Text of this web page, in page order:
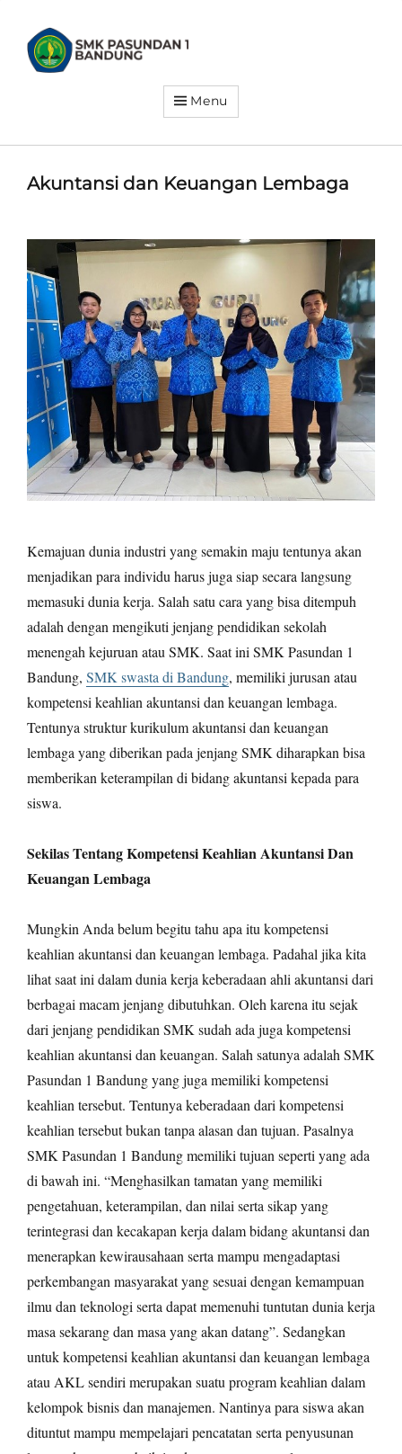
SMK
PASUNDAN
Wirausaha.
Global
Menu
Akuntansi dan Keuangan Lembaga
Kemajuan dunia industri yang semakin maju tentunya akan
menjadikan para individu harus juga siap secara langsung
memasuki dunia kerja. Salah satu cara yang bisa ditempuh
adalah dengan mengikuti jenjang pendidikan sekolah
menengah kejuruan atau SMK. Saat ini SMK Pasundan 1
Bandung, SMK swasta di Bandung, memiliki jurusan atau
kompetensi keahlian akuntansi dan keuangan lembaga.
Tentunya struktur kurikulum akuntansi dan keuangan
lembaga yang diberikan pada jenjang SMK diharapkan bisa
memberikan keterampilan di bidang akuntansi kepada para
siswa.
Sekilas Tentang Kompetensi Keahlian Akuntansi Dan
Keuangan Lembaga
Mungkin Anda belum begitu tahu apa itu kompetensi
keahlian akuntansi dan keuangan lembaga. Padahal jika kita
lihat saat ini dalam dunia kerja keberadaan ahli akuntansi dari
berbagai macam jenjang dibutuhkan. Oleh karena itu sejak
dari jenjang pendidikan SMK sudah ada juga kompetensi
keahlian akuntansi dan keuangan. Salah satunya adalah SMK
Pasundan 1 Bandung yang juga memiliki kompetensi
keahlian tersebut. Tentunya keberadaan dari kompetensi
keahlian tersebut bukan tanpa alasan dan tujuan. Pasalnya
SMK Pasundan 1 Bandung memiliki tujuan seperti yang ada
di bawah ini. “Menghasilkan tamatan yang memiliki
pengetahuan, keterampilan, dan nilai serta sikap yang
terintegrasi dan kecakapan kerja dalam bidang akuntansi dan
menerapkan kewirausahaan serta mampu mengadaptasi
perkembangan masyarakat yang sesuai dengan kemampuan
ilmu dan teknologi serta dapat memenuhi tuntutan dunia kerja
masa sekarang dan masa yang akan datang”. Sedangkan
untuk kompetensi keahlian akuntansi dan keuangan lembaga
atau AKL sendiri merupakan suatu program keahlian dalam
kelompok bisnis dan manajemen. Nantinya para siswa akan
dituntut mampu mempelajari pencatatan serta penyusunan